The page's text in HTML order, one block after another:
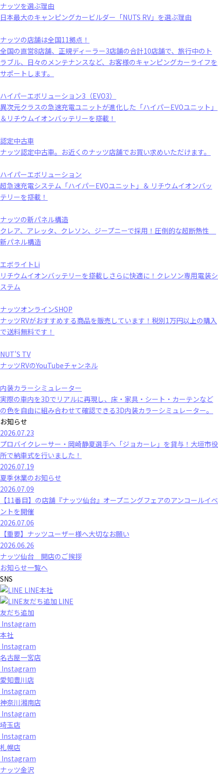
ナッツを選ぶ理由
日本最大のキャンピングカービルダー「NUTS RV」を選ぶ理由
ナッツの店舗は全国11拠点！
全国の直営8店舗、正規ディーラー3店舗の合計10店舗で、旅行中のト
ラブル、日々のメンテナンスなど、お客様のキャンピングカーライフを
サポートします。
ハイパーエボリューション3（EVO3）
異次元クラスの急速充電ユニットが進化した「ハイパーEVOユニット」
＆リチウムイオンバッテリーを搭載！
認定中古車
ナッツ認定中古車。お近くのナッツ店舗でお買い求めいただけます。
ハイパーエボリューション
超急速充電システム「ハイパーEVOユニット」＆ リチウムイオンバッ
テリーを搭載！
ナッツの新パネル構造
クレア、アレッタ、クレソン、ジープニーで採用！圧倒的な超断熱性
新パネル構造
エボライトLi
リチウムイオンバッテリーを搭載しさらに快適に！クレソン専用電装シ
ステム
ナッツオンラインSHOP
ナッツRVがおすすめする商品を販売しています！税別1万円以上の購入
で送料無料です！
NUT'S TV
ナッツRVのYouTubeチャンネル
内装カラーシミュレーター
実際の車内を3Dでリアルに再現し、床・家具・シート・カーテンなど
の色を自由に組み合わせて確認できる3D内装カラーシミュレーター。
お知らせ
2026.07.23
プロバイクレーサー・岡崎静夏選手へ「ジョカーレ」を貸与！大垣市役
所で納車式を行いました！
2026.07.19
夏季休業のお知らせ
2026.07.09
【11番目】の店舗『ナッツ仙台』オープニングフェアのアンコールイベ
ントを開催
2026.07.06
【重要】ナッツユーザー様へ大切なお願い
2026.06.26
ナッツ仙台 開店のご挨拶
お知らせ一覧へ
SNS
LINE本社
LINE
友だち追加
Instagram
本社
Instagram
名古屋一宮店
Instagram
愛知豊川店
Instagram
神奈川湘南店
Instagram
埼玉店
Instagram
札幌店
Instagram
ナッツ金沢